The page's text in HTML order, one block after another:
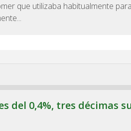
que utilizaba habitualmente
del 0,4%, tres décimas